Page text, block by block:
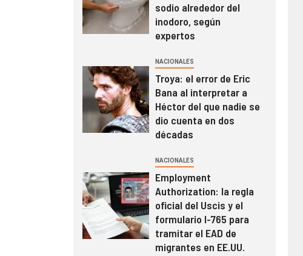
sodio alrededor del
inodoro, según
expertos
NACIONALES
Troya: el error de Eric
Bana al interpretar a
Héctor del que nadie se
dio cuenta en dos
décadas
NACIONALES
Employment
Authorization: la regla
oficial del Uscis y el
formulario I-765 para
tramitar el EAD de
migrantes en EE.UU.